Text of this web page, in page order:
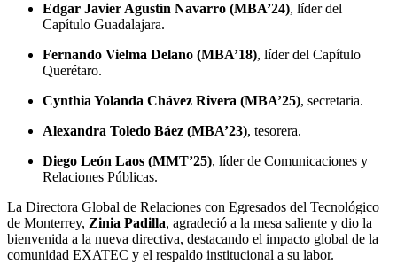
Edgar Javier Agustín Navarro (MBA’24), líder del
Capítulo Guadalajara.
Fernando Vielma Delano (MBA’18), líder del Capítulo
Querétaro.
Cynthia Yolanda Chávez Rivera (MBA’25), secretaria.
Alexandra Toledo Báez (MBA’23), tesorera.
Diego León Laos (MMT’25), líder de Comunicaciones y
Relaciones Públicas.
La Directora Global de Relaciones con Egresados del Tecnológico
de Monterrey, Zinia Padilla, agradeció a la mesa saliente y dio la
bienvenida a la nueva directiva, destacando el impacto global de la
comunidad EXATEC y el respaldo institucional a su labor.